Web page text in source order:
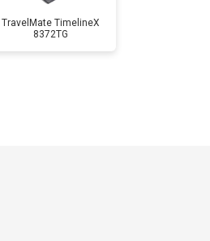
Заказать
TravelMate TimelineX
8372TG